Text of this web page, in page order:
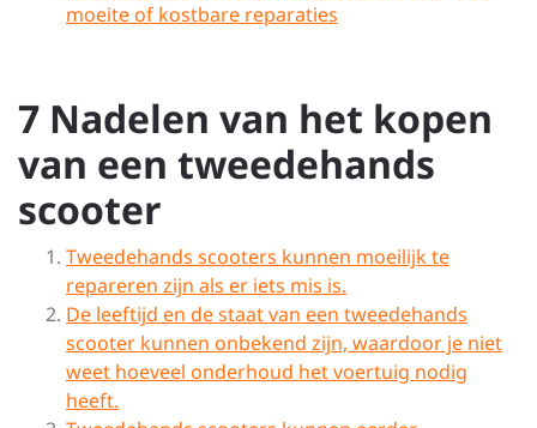
moeite of kostbare reparaties
7 Nadelen van het kopen
van een tweedehands
scooter
Tweedehands scooters kunnen moeilijk te
repareren zijn als er iets mis is.
De leeftijd en de staat van een tweedehands
scooter kunnen onbekend zijn, waardoor je niet
weet hoeveel onderhoud het voertuig nodig
heeft.